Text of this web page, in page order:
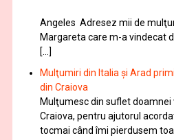
Angeles Adresez mii de
Margareta care m-a vindecat
[…]
Mulţumiri din Italia și Arad
din Craiova
Mulţumesc din suflet doamnei
Craiova, pentru ajutorul
tocmai când îmi pierdusem